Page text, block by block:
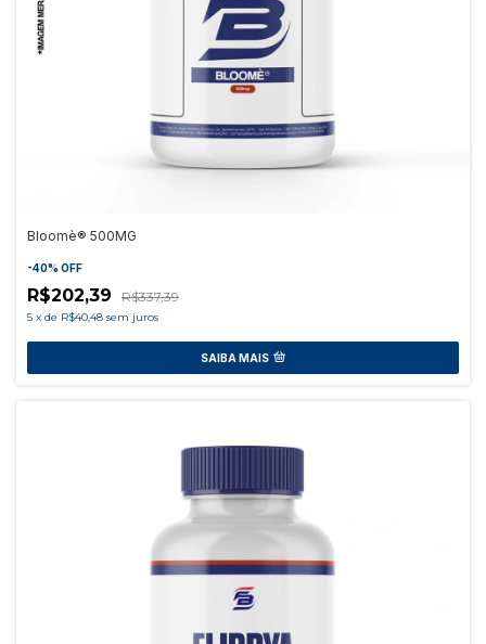
Bloomè® 500MG
-40% OFF
R$202,39 R$337,39
5 x de R$40,48 sem juros
SAIBA MAIS